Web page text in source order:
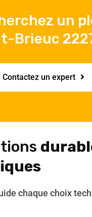
un
Brieuc
Contactez un expert
chaque choix